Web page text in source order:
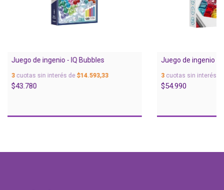
Juego de ingenio - IQ Bubbles
3cuotas sin interés de$14.593,33
$43.780
Juego de ingenio -
3cuotas sin interés
$54.990